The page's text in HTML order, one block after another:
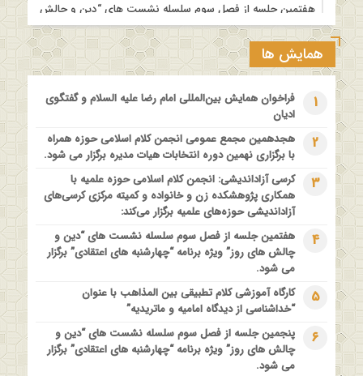
هفتمین جلسه از فصل سوم سلسله نشست های “دین و چالش
های روز” ویژه برنامه “چهارشنبه های اعتقادی” برگزار می شود.
مدرسه بهاره بازخوانی آموزه وحیانی بینونت پیشینه // تقریرها //
1 سال قبل
کارگاه آموزشی کلام تطبیقی بین المذاهب با عنوان “خداشناسی از
دیدگاه امامیه و ماتریدیه”
اولین همایش ملی” #زن و #خانواده ؛ کاوش های #وحیانی و
#عقلانی
فراخوان مقاله ویژه سیزدهمین همایش بین المللی’فلسفه دین
معاصر با موضوع: “وحی و نبوت”
همایش ها
1
فراخوان همایش بین‌المللی امام رضا علیه السلام و گفتگوی
ادیان
2
هجدهمین مجمع عمومی انجمن کلام اسلامی حوزه همراه
با برگزاری نهمین دوره انتخابات هیات مدیره برگزار می شود.
3
کرسی آزاداندیشی: انجمن کلام اسلامی حوزه علمیه با
همکاری پژوهشکده زن و خانواده و کمیته مرکزی کرسی‌های
آزاداندیشی حوزه‌های علمیه برگزار می‌کند:
4
هفتمین جلسه از فصل سوم سلسله نشست های “دین و
چالش های روز” ویژه برنامه “چهارشنبه های اعتقادی” برگزار
می شود.
5
کارگاه آموزشی کلام تطبیقی بین المذاهب با عنوان
“خداشناسی از دیدگاه امامیه و ماتریدیه”
6
پنجمین جلسه از فصل سوم سلسله نشست های “دین و
چالش های روز” ویژه برنامه “چهارشنبه های اعتقادی” برگزار
می شود.